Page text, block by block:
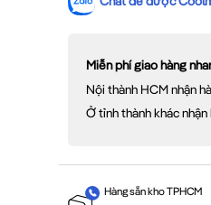
Miễn phí giao hàng
Nội thành HCM nhận
Ở tỉnh thành khác
Hàng sẵn kho TPHCM